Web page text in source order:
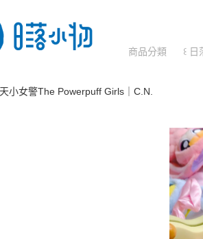
商品分類 ꒰
小女警The Powerpuff Girls｜C.N.